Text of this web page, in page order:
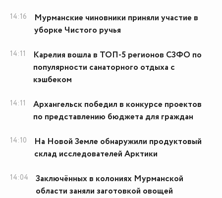
14:16
Мурманские чиновники приняли участие в
уборке Чистого ручья
14:11
Карелия вошла в ТОП-5 регионов СЗФО по
популярности санаторного отдыха с
кэшбеком
14:11
Архангельск победил в конкурсе проектов
по представлению бюджета для граждан
14:10
На Новой Земле обнаружили продуктовый
склад исследователей Арктики
14:04
Заключённых в колониях Мурманской
области заняли заготовкой овощей